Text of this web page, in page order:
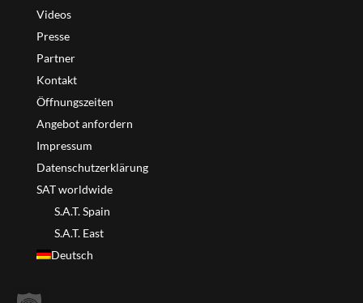
Videos
Presse
Partner
Kontakt
Öffnungszeiten
Angebot anfordern
Impressum
Datenschutzerklärung
SAT worldwide
S.A.T. Spain
S.A.T. East
Deutsch